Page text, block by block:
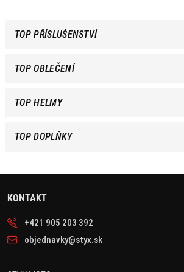
TOP PŘÍSLUŠENSTVÍ
TOP OBLEČENÍ
TOP HELMY
TOP DOPLŇKY
KONTAKT
+421 905 203 392
objednavky@styx.sk